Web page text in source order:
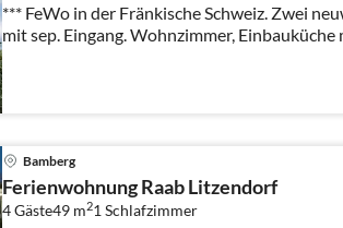
*** FeWo in der Fränkische Schweiz. Zwei
mit sep. Eingang. Wohnzimmer, Einbauküche
Essecke,Doppel- u. Einzelschlafzimmer,
große Terrasse+ Liegewiese
Bamberg
Ferienwohnung Raab Litzendorf
4 Gäste49 m21 Schlafzimmer